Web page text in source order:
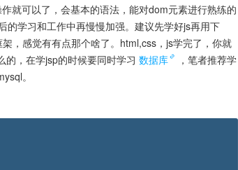
就可以了，会基本的语法，能对dom元素进行熟练的
的学习和工作中再慢慢加强。建议先学好js再用下
，感觉有有点那个啥了。html,css，js学完了，你就
，在学jsp的时候要同时学习 数据库
，笔者推荐学
。